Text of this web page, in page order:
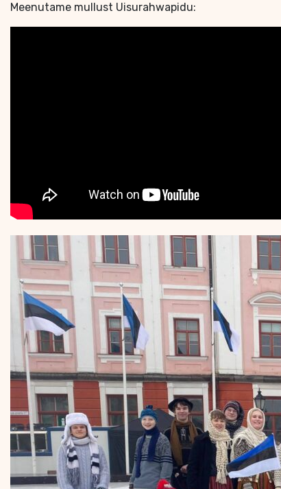
Meenutame mullust Uisurahwapidu: